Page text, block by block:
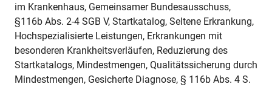
im Krankenhaus, Gemeinsamer Bundesausschuss,
§116b Abs. 2-4 SGB V, Startkatalog, Seltene Erkrankung,
Hochspezialisierte Leistungen, Erkrankungen mit
besonderen Krankheitsverläufen, Reduzierung des
Startkatalogs, Mindestmengen, Qualitätssicherung durch
Mindestmengen, Gesicherte Diagnose, § 116b Abs. 4 S.